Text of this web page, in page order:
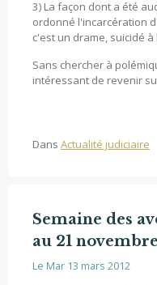
Dans Actualité judiciaire
3) La façon dont a été
ordonné l'incarcération
c'est un drame, suicidé
Sans chercher à
intéressant de revenir
Semaine des
au 21
Le Mar 13 mars 2012